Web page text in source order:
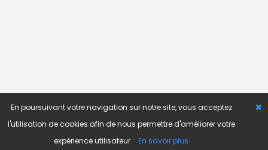
En poursuivant votre navigation sur notre site, vous acceptez
l'utilisation de cookies afin de nous permettre d'améliorer votre
expérience utilisateur
En savoir plus